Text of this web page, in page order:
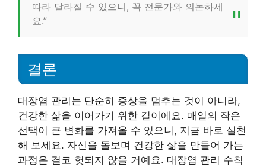
따라 달라질 수 있으니, 꼭 전문가와 의논하세
요.”
결론
대장염 관리는 단순히 증상을 멈추는 것이 아니라,
건강한 삶을 이어가기 위한 길이에요. 매일의 작은
선택이 큰 변화를 가져올 수 있으니, 지금 바로 실천
해 보세요. 자신을 돌보며 건강한 삶을 만들어 가는
과정은 결코 헛되지 않을 거예요. 대장염 관리 수칙